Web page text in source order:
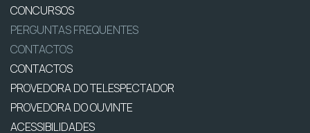
CONCURSOS
PERGUNTAS FREQUENTES
CONTACTOS
CONTACTOS
PROVEDORA DO TELESPECTADOR
PROVEDORA DO OUVINTE
ACESSIBILIDADES